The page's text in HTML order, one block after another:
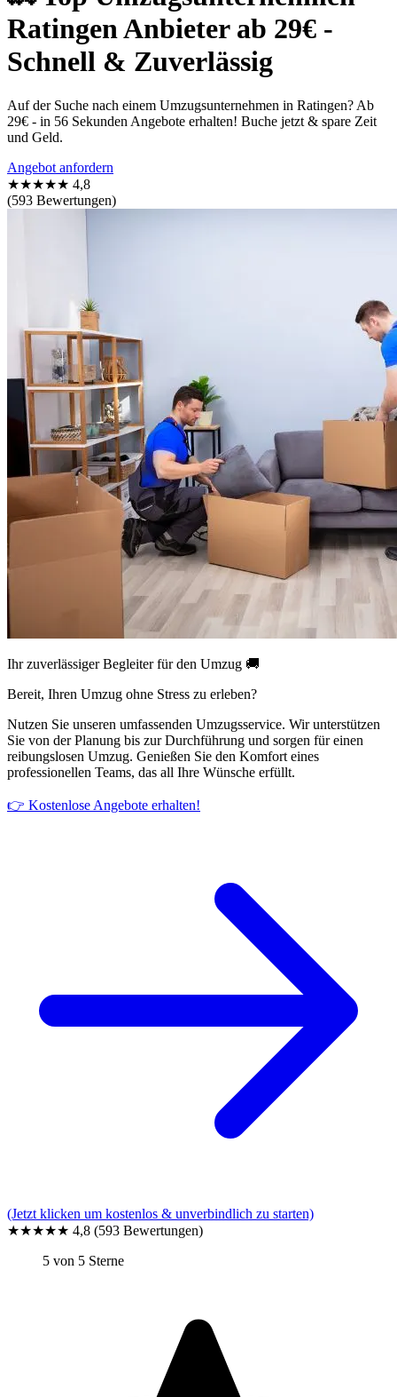
Ratingen Anbieter ab 29€ -
Schnell & Zuverlässig
Auf der Suche nach einem Umzugsunternehmen in Ratingen? Ab
29€ - in 56 Sekunden Angebote erhalten! Buche jetzt & spare Zeit
und Geld.
Angebot anfordern
★★★★★ 4,8
(593 Bewertungen)
Ihr zuverlässiger Begleiter für den Umzug 🚚
Bereit, Ihren Umzug ohne Stress zu erleben?
Nutzen Sie unseren umfassenden Umzugsservice. Wir unterstützen
Sie von der Planung bis zur Durchführung und sorgen für einen
reibungslosen Umzug. Genießen Sie den Komfort eines
professionellen Teams, das all Ihre Wünsche erfüllt.
👉 Kostenlose Angebote erhalten!
(Jetzt klicken um kostenlos & unverbindlich zu starten)
★★★★★ 4,8 (593 Bewertungen)
5 von 5 Sterne